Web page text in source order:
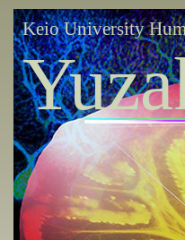
Keio University